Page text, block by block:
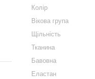
Колір
Вікова група
Щільність
Тканина
Бавовна
Еластан